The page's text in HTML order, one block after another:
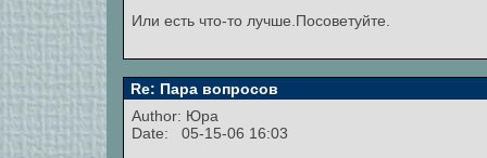
Или есть что-то лучше.Посоветуйте.
Re: Пара вопросов
Author: Юра
Date: 05-15-06 16:03